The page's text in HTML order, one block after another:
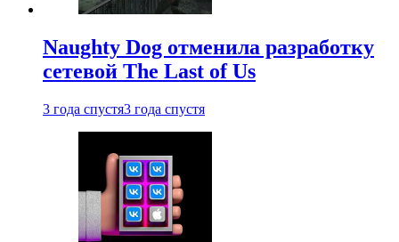
Naughty Dog отменила разработку
сетевой The Last of Us
3 года спустя3 года спустя